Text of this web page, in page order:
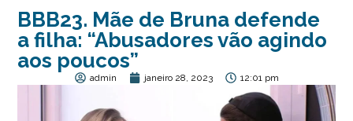
BBB23. Mãe de Bruna defende
a filha: “Abusadores vão agindo
aos poucos”
admin janeiro 28, 2023 12:01 pm